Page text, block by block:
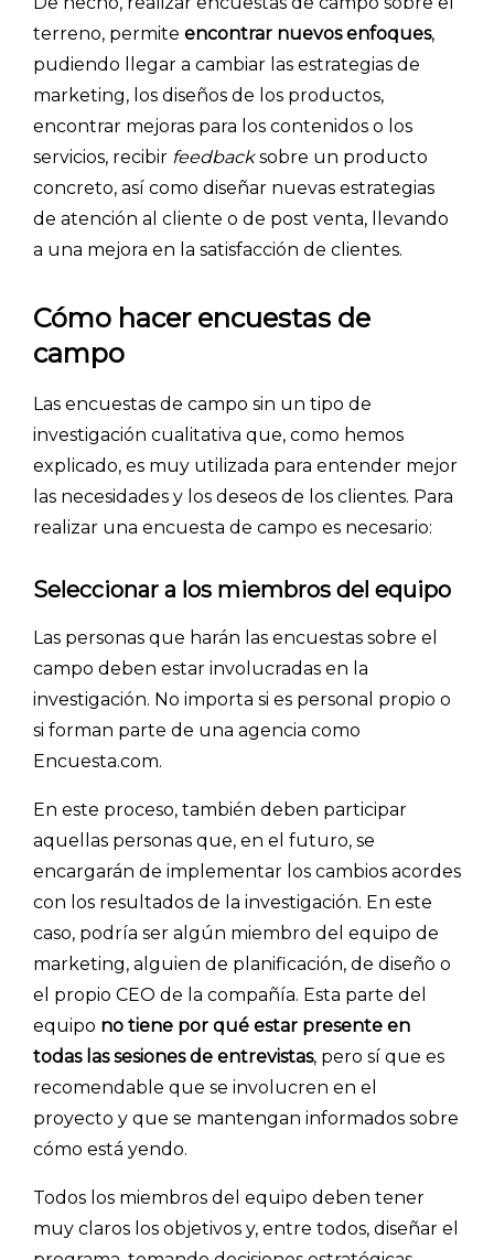
INICIO
PRECIOS
BLOG
ACCEDER →
terreno, permite encontrar nuevos enfoques,
pudiendo llegar a cambiar las estrategias de
marketing, los diseños de los productos,
encontrar mejoras para los contenidos o los
servicios, recibir feedbacksobre un producto
concreto, así como diseñar nuevas estrategias
de atención al cliente o de post venta, llevando
a una mejora en la satisfacción de clientes.
Cómo hacer encuestas de
campo
Las encuestas de campo sin un tipo de
investigación cualitativa que, como hemos
explicado, es muy utilizada para entender mejor
las necesidades y los deseos de los clientes. Para
realizar una encuesta de campo es necesario:
Seleccionar a los miembros del equipo
Las personas que harán las encuestas sobre el
campo deben estar involucradas en la
investigación. No importa si es personal propio o
si forman parte de una agencia como
Encuesta.com.
En este proceso, también deben participar
aquellas personas que, en el futuro, se
encargarán de implementar los cambios acordes
con los resultados de la investigación. En este
caso, podría ser algún miembro del equipo de
marketing, alguien de planificación, de diseño o
el propio CEO de la compañía. Esta parte del
equipo no tiene por qué estar presente en
todas las sesiones de entrevistas, pero sí que es
recomendable que se involucren en el
proyecto y que se mantengan informados sobre
cómo está yendo.
Todos los miembros del equipo deben tener
muy claros los objetivos y, entre todos, diseñar el